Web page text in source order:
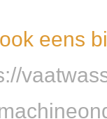
eens